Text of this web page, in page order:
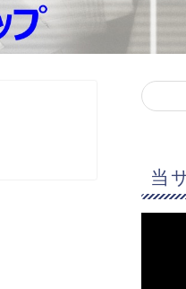
当